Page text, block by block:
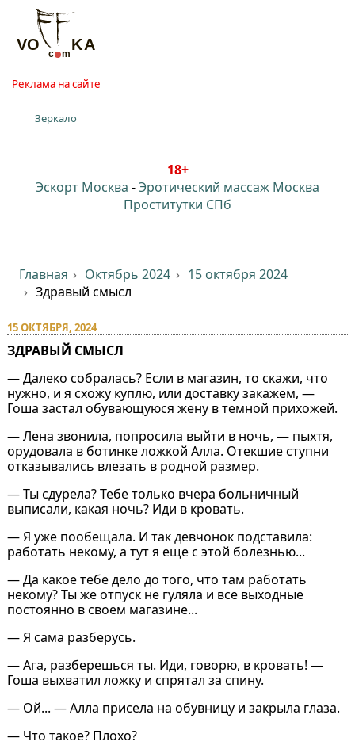
Реклама на сайте
Зеркало
18+
Эскорт Москва -Эротический массаж Москва
Проститутки СПб
Главная Октябрь 2024
15 октября 2024
Здравый смысл
15 ОКТЯБРЯ, 2024
ЗДРАВЫЙ СМЫСЛ
— Далеко собралась? Если в магазин, то скажи, что
нужно, и я схожу куплю, или доставку закажем, —
Гоша застал обувающуюся жену в темной прихожей.
— Лена звонила, попросила выйти в ночь, — пыхтя,
орудовала в ботинке ложкой Алла. Отекшие ступни
отказывались влезать в родной размер.
— Ты сдурела? Тебе только вчера больничный
выписали, какая ночь? Иди в кровать.
— Я уже пообещала. И так девчонок подставила:
работать некому, а тут я еще с этой болезнью...
— Да какое тебе дело до того, что там работать
некому? Ты же отпуск не гуляла и все выходные
постоянно в своем магазине...
— Я сама разберусь.
— Ага, разберешься ты. Иди, говорю, в кровать! —
Гоша выхватил ложку и спрятал за спину.
— Ой... — Алла присела на обувницу и закрыла глаза.
— Что такое? Плохо?